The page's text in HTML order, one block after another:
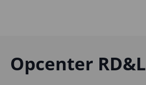
Opcenter RD&L